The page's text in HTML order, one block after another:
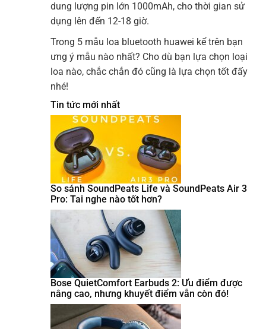
dung lượng pin lớn 1000mAh, cho thời gian sử
dụng lên đến 12-18 giờ.
Trong 5 mẫu loa bluetooth huawei kể trên bạn
ưng ý mẫu nào nhất? Cho dù bạn lựa chọn loại
loa nào, chắc chắn đó cũng là lựa chọn tốt đấy
nhé!
Tin tức mới nhất
So sánh SoundPeats Life và SoundPeats Air 3
Pro: Tai nghe nào tốt hơn?
Bose QuietComfort Earbuds 2: Ưu điểm được
nâng cao, nhưng khuyết điểm vẫn còn đó!